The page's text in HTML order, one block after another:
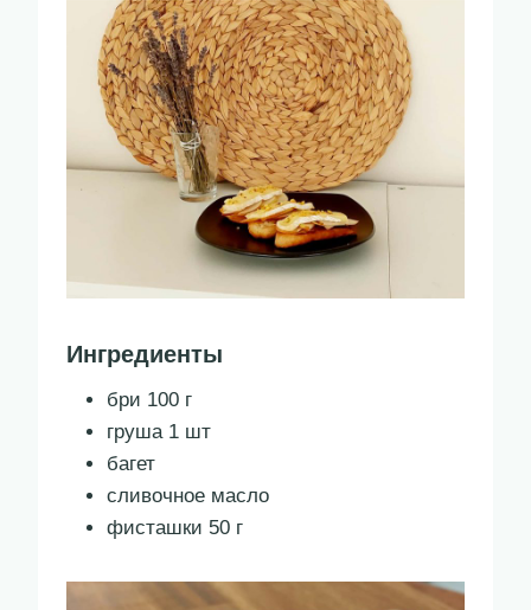
Ингредиенты
бри 100 г
груша 1 шт
багет
сливочное масло
фисташки 50 г